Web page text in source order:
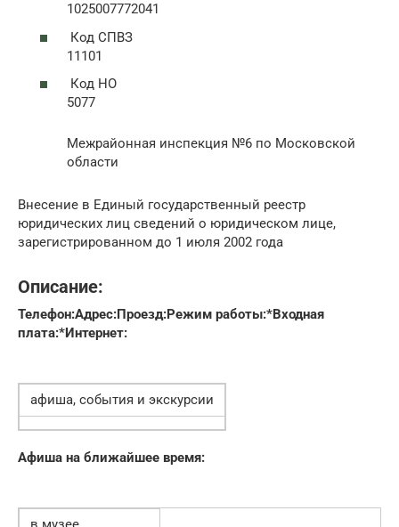
1025007772041
Код СПВЗ
11101
Код НО
5077
Межрайонная инспекция №6 по Московской
области
Внесение в Единый государственный реестр
юридических лиц сведений о юридическом лице,
зарегистрированном до 1 июля 2002 года
Описание:
Телефон:Адрес:Проезд:Режим работы:*Входная
плата:*Интернет:
афиша, события и экскурсии
Афиша на ближайшее время: